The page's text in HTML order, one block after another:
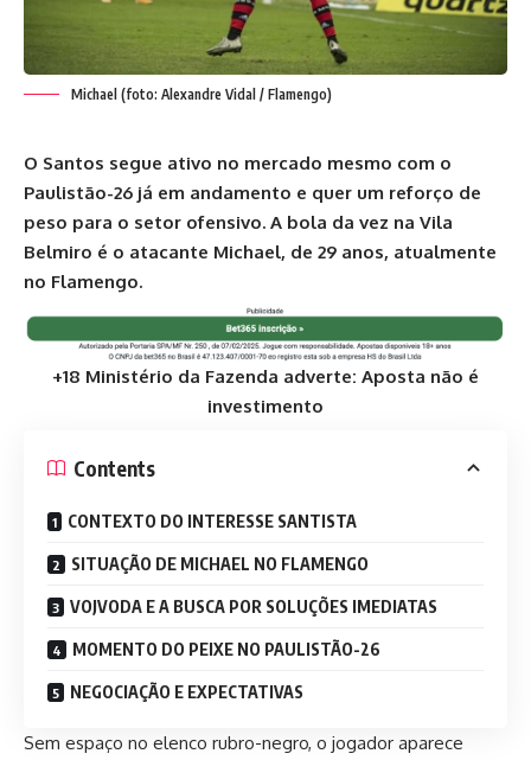
Michael (foto: Alexandre Vidal / Flamengo)
O Santos segue ativo no mercado mesmo com o
Paulistão-26 já em andamento e quer um reforço de
peso para o setor ofensivo. A bola da vez na Vila
Belmiro é o atacante Michael, de 29 anos, atualmente
no Flamengo.
+18 Ministério da Fazenda adverte: Aposta não é
investimento
Contents
CONTEXTO DO INTERESSE SANTISTA
SITUAÇÃO DE MICHAEL NO FLAMENGO
VOJVODA E A BUSCA POR SOLUÇÕES IMEDIATAS
MOMENTO DO PEIXE NO PAULISTÃO-26
NEGOCIAÇÃO E EXPECTATIVAS
Sem espaço no elenco rubro-negro, o jogador aparece